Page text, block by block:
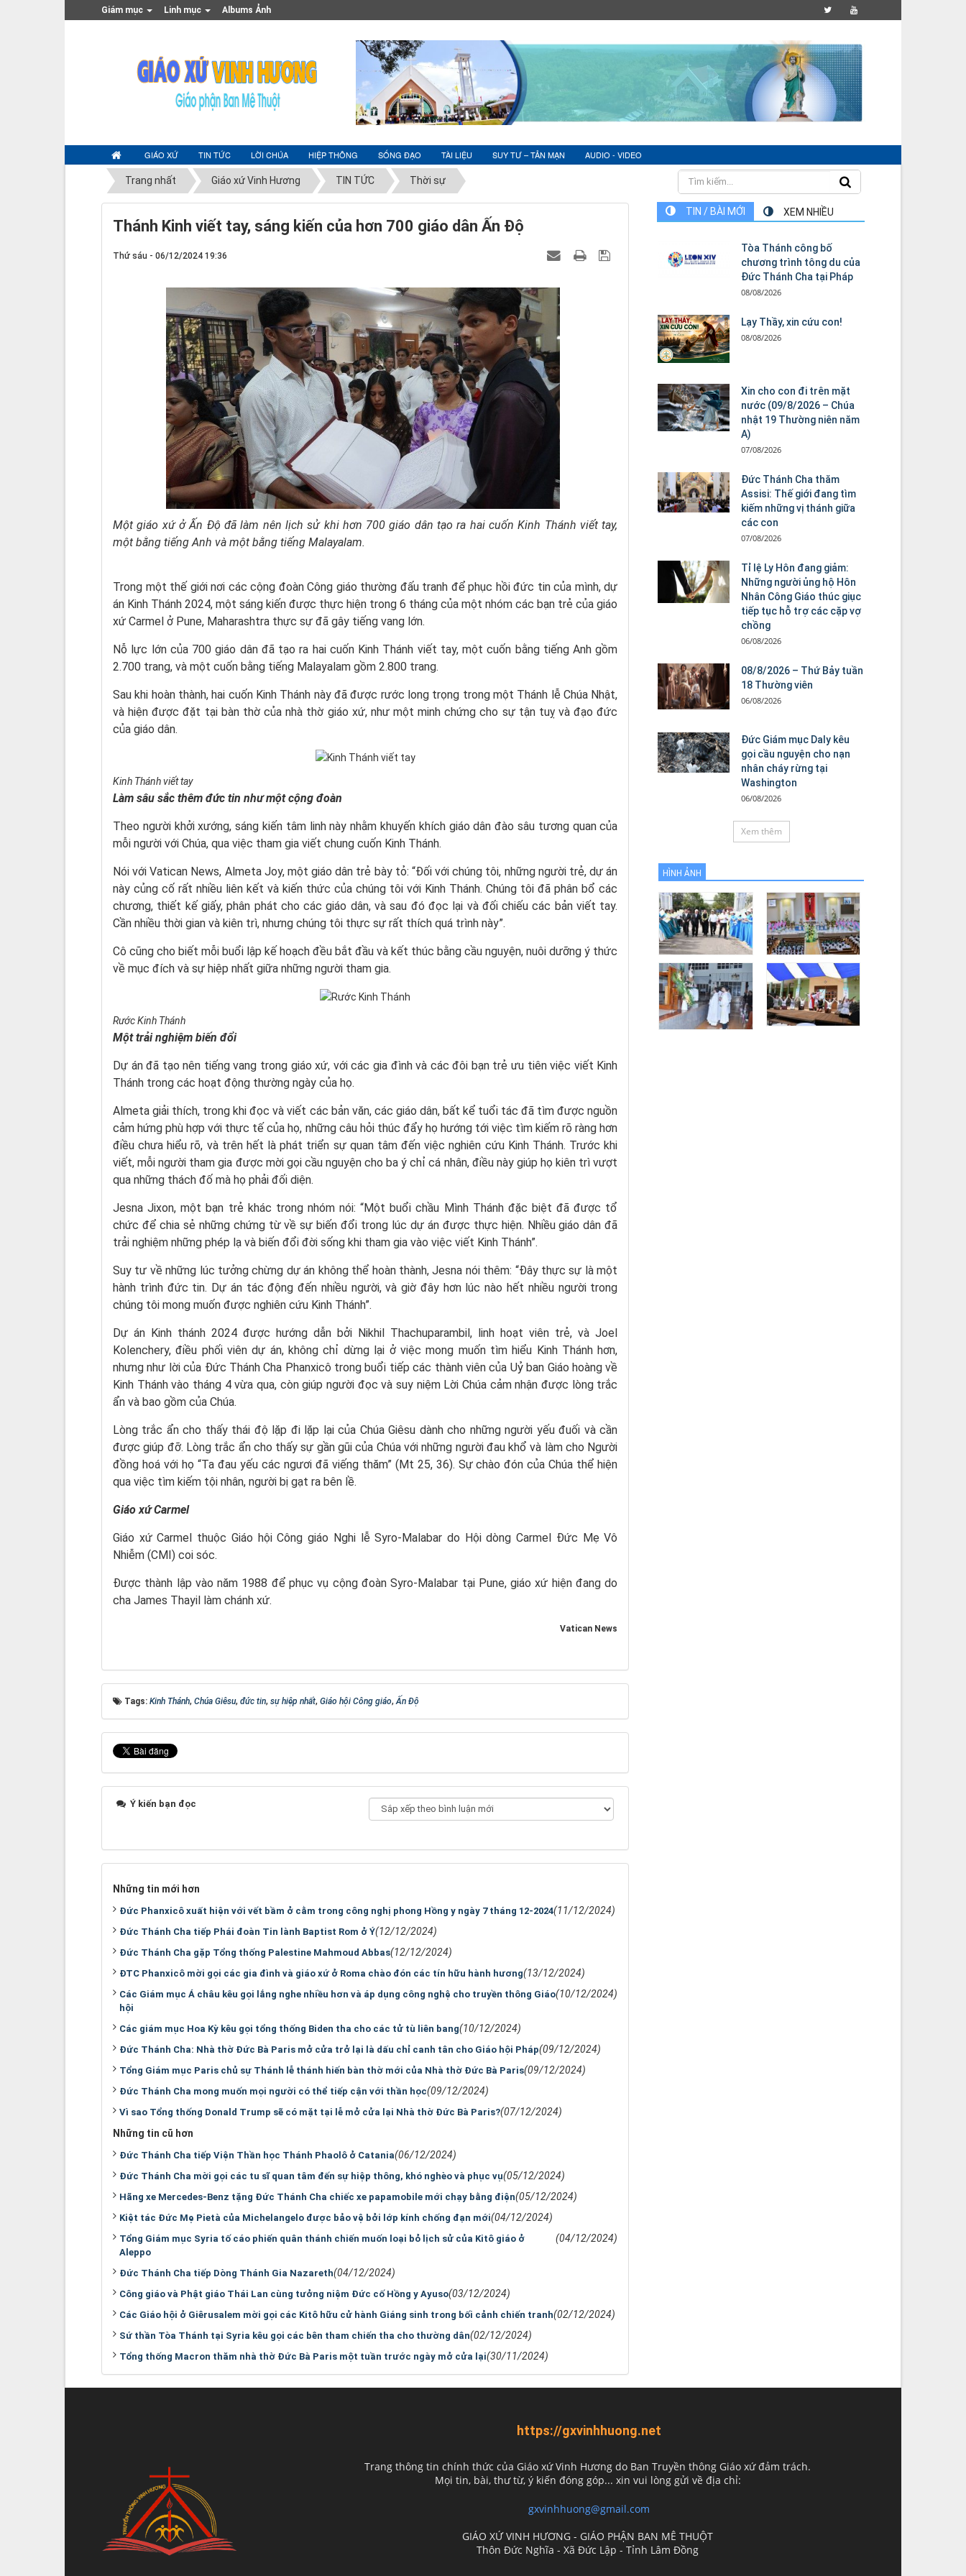
Giám mục Linh mục Albums Ảnh
GIÁO XỨ TIN TỨC LỜI CHÚA HIỆP THÔNG SỐNG ĐẠO TÀI LIỆU SUY TƯ – TẢN MẠN AUDIO - VIDEO
Trang nhất Giáo xứ Vinh Hương TIN TỨC Thời sự
Thánh Kinh viết tay, sáng kiến của hơn 700 giáo dân Ấn Độ
Thứ sáu - 06/12/2024 19:36
Một giáo xứ ở Ấn Độ đã làm nên lịch sử khi hơn 700 giáo dân tạo ra hai cuốn Kinh Thánh viết tay,
một bằng tiếng Anh và một bằng tiếng Malayalam.
Trong một thế giới nơi các cộng đoàn Công giáo thường đấu tranh để phục hồi đức tin của mình, dự
án Kinh Thánh 2024, một sáng kiến được thực hiện trong 6 tháng của một nhóm các bạn trẻ của giáo
xứ Carmel ở Pune, Maharashtra thực sự đã gây tiếng vang lớn.
Nỗ lực lớn của 700 giáo dân đã tạo ra hai cuốn Kinh Thánh viết tay, một cuốn bằng tiếng Anh gồm
2.700 trang, và một cuốn bằng tiếng Malayalam gồm 2.800 trang.
Sau khi hoàn thành, hai cuốn Kinh Thánh này đã được rước long trọng trong một Thánh lễ Chúa Nhật,
và hiện được đặt tại bàn thờ của nhà thờ giáo xứ, như một minh chứng cho sự tận tuỵ và đạo đức
của giáo dân.
Kinh Thánh viết tay
Làm sâu sắc thêm đức tin như một cộng đoàn
Theo người khởi xướng, sáng kiến tâm linh này nhằm khuyến khích giáo dân đào sâu tương quan của
mỗi người với Chúa, qua việc tham gia viết chung cuốn Kinh Thánh.
Nói với Vatican News, Almeta Joy, một giáo dân trẻ bày tỏ: “Đối với chúng tôi, những người trẻ, dự án
này củng cố rất nhiều liên kết và kiến thức của chúng tôi với Kinh Thánh. Chúng tôi đã phân bổ các
chương, thiết kế giấy, phân phát cho các giáo dân, và sau đó đọc lại và đối chiếu các bản viết tay.
Cần nhiều thời gian và kiên trì, nhưng chúng tôi thực sự rất thích quá trình này”.
Cô cũng cho biết mỗi buổi lập kế hoạch đều bắt đầu và kết thúc bằng cầu nguyện, nuôi dưỡng ý thức
về mục đích và sự hiệp nhất giữa những người tham gia.
Rước Kinh Thánh
Một trải nghiệm biến đổi
Dự án đã tạo nên tiếng vang trong giáo xứ, với các gia đình và các đôi bạn trẻ ưu tiên việc viết Kinh
Thánh trong các hoạt động thường ngày của họ.
Almeta giải thích, trong khi đọc và viết các bản văn, các giáo dân, bất kể tuổi tác đã tìm được nguồn
cảm hứng phù hợp với thực tế của họ, những câu hỏi thúc đẩy họ hướng tới việc tìm kiếm rõ ràng hơn
điều chưa hiểu rõ, và trên hết là phát triển sự quan tâm đến việc nghiên cứu Kinh Thánh. Trước khi
viết, mỗi người tham gia được mời gọi cầu nguyện cho ba ý chỉ cá nhân, điều này giúp họ kiên trì vượt
qua những thách đố mà họ phải đối diện.
Jesna Jixon, một bạn trẻ khác trong nhóm nói: “Một buổi chầu Mình Thánh đặc biệt đã được tổ
chức để chia sẻ những chứng từ về sự biến đổi trong lúc dự án được thực hiện. Nhiều giáo dân đã
trải nghiệm những phép lạ và biến đổi đời sống khi tham gia vào việc viết Kinh Thánh”.
Suy tư về những lúc tưởng chừng dự án không thể hoàn thành, Jesna nói thêm: “Đây thực sự là một
hành trình đức tin. Dự án tác động đến nhiều người, và giờ đây hơn lúc nào hết nhiều người trong
chúng tôi mong muốn được nghiên cứu Kinh Thánh”.
Dự án Kinh thánh 2024 được hướng dẫn bởi Nikhil Thachuparambil, linh hoạt viên trẻ, và Joel
Kolenchery, điều phối viên dự án, không chỉ dừng lại ở việc mong muốn tìm hiểu Kinh Thánh hơn,
nhưng như lời của Đức Thánh Cha Phanxicô trong buổi tiếp các thành viên của Uỷ ban Giáo hoàng về
Kinh Thánh vào tháng 4 vừa qua, còn giúp người đọc và suy niệm Lời Chúa cảm nhận được lòng trắc
ẩn và bao gồm của Chúa.
Lòng trắc ẩn cho thấy thái độ lặp đi lặp lại của Chúa Giêsu dành cho những người yếu đuối và cần
được giúp đỡ. Lòng trắc ẩn cho thấy sự gần gũi của Chúa với những người đau khổ và làm cho Người
đồng hoá với họ “Ta đau yếu các ngươi đã viếng thăm” (Mt 25, 36). Sự chào đón của Chúa thể hiện
qua việc tìm kiếm tội nhân, người bị gạt ra bên lề.
Giáo xứ Carmel
Giáo xứ Carmel thuộc Giáo hội Công giáo Nghi lễ Syro-Malabar do Hội dòng Carmel Đức Mẹ Vô
Nhiễm (CMI) coi sóc.
Được thành lập vào năm 1988 để phục vụ cộng đoàn Syro-Malabar tại Pune, giáo xứ hiện đang do
cha James Thayil làm chánh xứ.
Vatican News
Tags: Kinh Thánh, Chúa Giêsu, đức tin, sự hiệp nhất, Giáo hội Công giáo,Ấn Độ
Ý kiến bạn đọc
Những tin mới hơn
Đức Phanxicô xuất hiện với vết bầm ở cằm trong công nghị phong Hồng y ngày 7 tháng 12-2024(11/12/2024)
Đức Thánh Cha tiếp Phái đoàn Tin lành Baptist Rom ở Ý(12/12/2024)
Đức Thánh Cha gặp Tổng thống Palestine Mahmoud Abbas(12/12/2024)
ĐTC Phanxicô mời gọi các gia đình và giáo xứ ở Roma chào đón các tín hữu hành hương(13/12/2024)
Các Giám mục Á châu kêu gọi lắng nghe nhiều hơn và áp dụng công nghệ cho truyền thông Giáo
hội
(10/12/2024)
Các giám mục Hoa Kỳ kêu gọi tổng thống Biden tha cho các tử tù liên bang(10/12/2024)
Đức Thánh Cha: Nhà thờ Đức Bà Paris mở cửa trở lại là dấu chỉ canh tân cho Giáo hội Pháp(09/12/2024)
Tổng Giám mục Paris chủ sự Thánh lễ thánh hiến bàn thờ mới của Nhà thờ Đức Bà Paris(09/12/2024)
Đức Thánh Cha mong muốn mọi người có thể tiếp cận với thần học(09/12/2024)
Vì sao Tổng thống Donald Trump sẽ có mặt tại lễ mở cửa lại Nhà thờ Đức Bà Paris?(07/12/2024)
Những tin cũ hơn
Đức Thánh Cha tiếp Viện Thần học Thánh Phaolô ở Catania(06/12/2024)
Đức Thánh Cha mời gọi các tu sĩ quan tâm đến sự hiệp thông, khó nghèo và phục vụ(05/12/2024)
Hãng xe Mercedes-Benz tặng Đức Thánh Cha chiếc xe papamobile mới chạy bằng điện(05/12/2024)
Kiệt tác Đức Mẹ Pietà của Michelangelo được bảo vệ bởi lớp kính chống đạn mới(04/12/2024)
Tổng Giám mục Syria tố cáo phiến quân thánh chiến muốn loại bỏ lịch sử của Kitô giáo ở
Aleppo
(04/12/2024)
Đức Thánh Cha tiếp Dòng Thánh Gia Nazareth(04/12/2024)
Công giáo và Phật giáo Thái Lan cùng tưởng niệm Đức cố Hồng y Ayuso(03/12/2024)
Các Giáo hội ở Giêrusalem mời gọi các Kitô hữu cử hành Giáng sinh trong bối cảnh chiến tranh(02/12/2024)
Sứ thần Tòa Thánh tại Syria kêu gọi các bên tham chiến tha cho thường dân(02/12/2024)
Tổng thống Macron thăm nhà thờ Đức Bà Paris một tuần trước ngày mở cửa lại(30/11/2024)
TIN / BÀI MỚI XEM NHIỀU
Tòa Thánh công bố
chương trình tông du của
Đức Thánh Cha tại Pháp
08/08/2026
Lạy Thầy, xin cứu con!
08/08/2026
Xin cho con đi trên mặt
nước (09/8/2026 – Chúa
nhật 19 Thường niên năm
A)
07/08/2026
Đức Thánh Cha thăm
Assisi: Thế giới đang tìm
kiếm những vị thánh giữa
các con
07/08/2026
Tỉ lệ Ly Hôn đang giảm:
Những người ủng hộ Hôn
Nhân Công Giáo thúc giục
tiếp tục hỗ trợ các cặp vợ
chồng
06/08/2026
08/8/2026 – Thứ Bảy tuần
18 Thường viên
06/08/2026
Đức Giám mục Daly kêu
gọi cầu nguyện cho nạn
nhân cháy rừng tại
Washington
06/08/2026
Xem thêm
HÌNH ẢNH
https://gxvinhhuong.net
Trang thông tin chính thức của Giáo xứ Vinh Hương do Ban Truyền thông Giáo xứ đảm trách.
Mọi tin, bài, thư từ, ý kiến đóng góp... xin vui lòng gửi về địa chỉ:
gxvinhhuong@gmail.com
GIÁO XỨ VINH HƯƠNG - GIÁO PHẬN BAN MÊ THUỘT
Thôn Đức Nghĩa - Xã Đức Lập - Tỉnh Lâm Đồng